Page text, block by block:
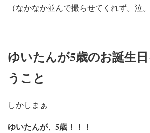
（なかなか並んで撮らせてくれず。泣。
ゆいたんが5歳のお誕生
うこと
しかしまぁ
ゆいたんが、5歳！！！